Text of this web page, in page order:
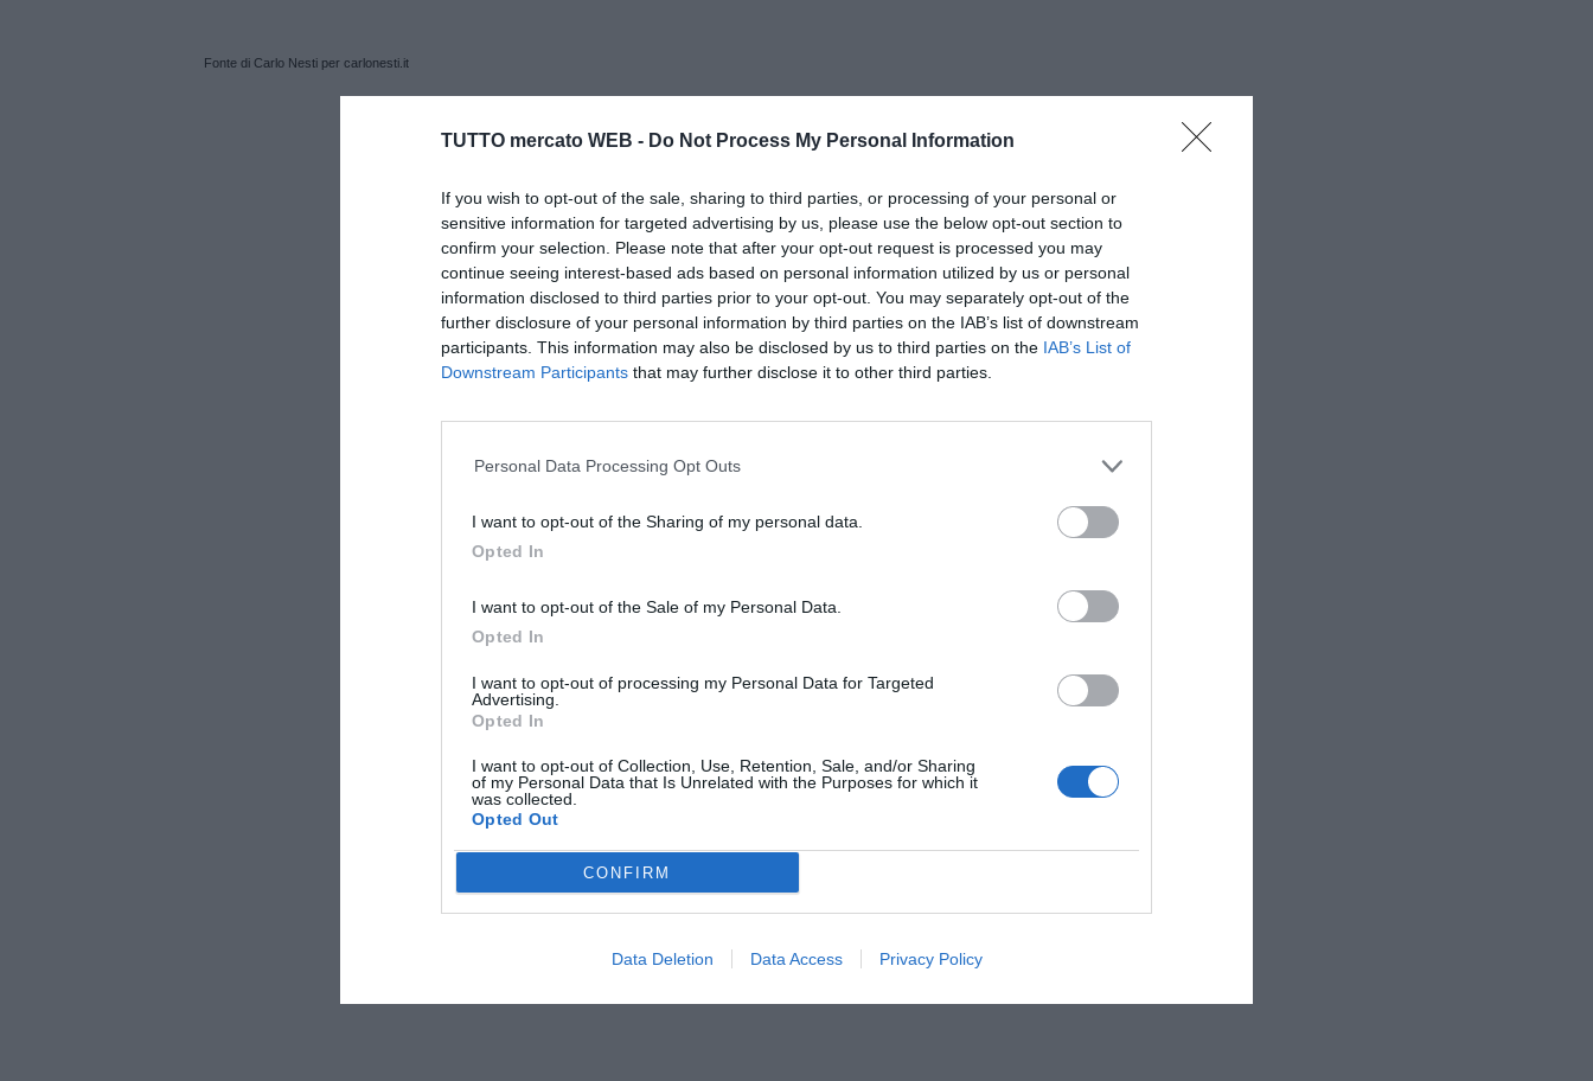
TUTTO mercato WEB - Do Not Process My Personal Information
If you wish to opt-out of the sale, sharing to third parties, or processing of your personal or
sensitive information for targeted advertising by us, please use the below opt-out section to
confirm your selection. Please note that after your opt-out request is processed you may
continue seeing interest-based ads based on personal information utilized by us or personal
information disclosed to third parties prior to your opt-out. You may separately opt-out of the
further disclosure of your personal information by third parties on the IAB’s list of downstream
participants. This information may also be disclosed by us to third parties on the IAB’s List of
Downstream Participants that may further disclose it to other third parties.
Personal Data Processing Opt Outs
I want to opt-out of the Sharing of my personal data.
Opted In
I want to opt-out of the Sale of my Personal Data.
Opted In
I want to opt-out of processing my Personal Data for Targeted
Advertising.
Opted In
I want to opt-out of Collection, Use, Retention, Sale, and/or Sharing
of my Personal Data that Is Unrelated with the Purposes for which it
was collected.
Opted Out
CONFIRM
Data Deletion Data Access Privacy Policy
Fonte di Carlo Nesti per carlonesti.it